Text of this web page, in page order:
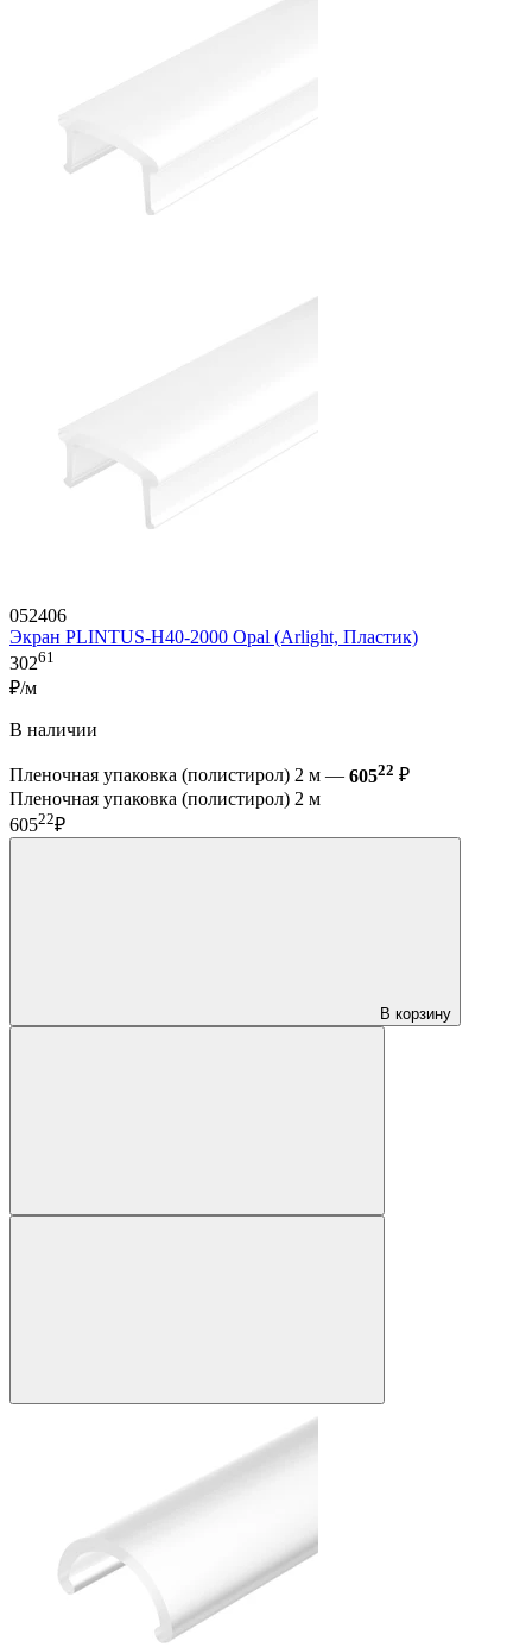
052406
Экран PLINTUS-H40-2000 Opal (Arlight, Пластик)
30261
₽/м
В наличии
Пленочная упаковка (полистирол) 2 м — 60522 ₽
Пленочная упаковка (полистирол) 2 м
60522₽
В корзину